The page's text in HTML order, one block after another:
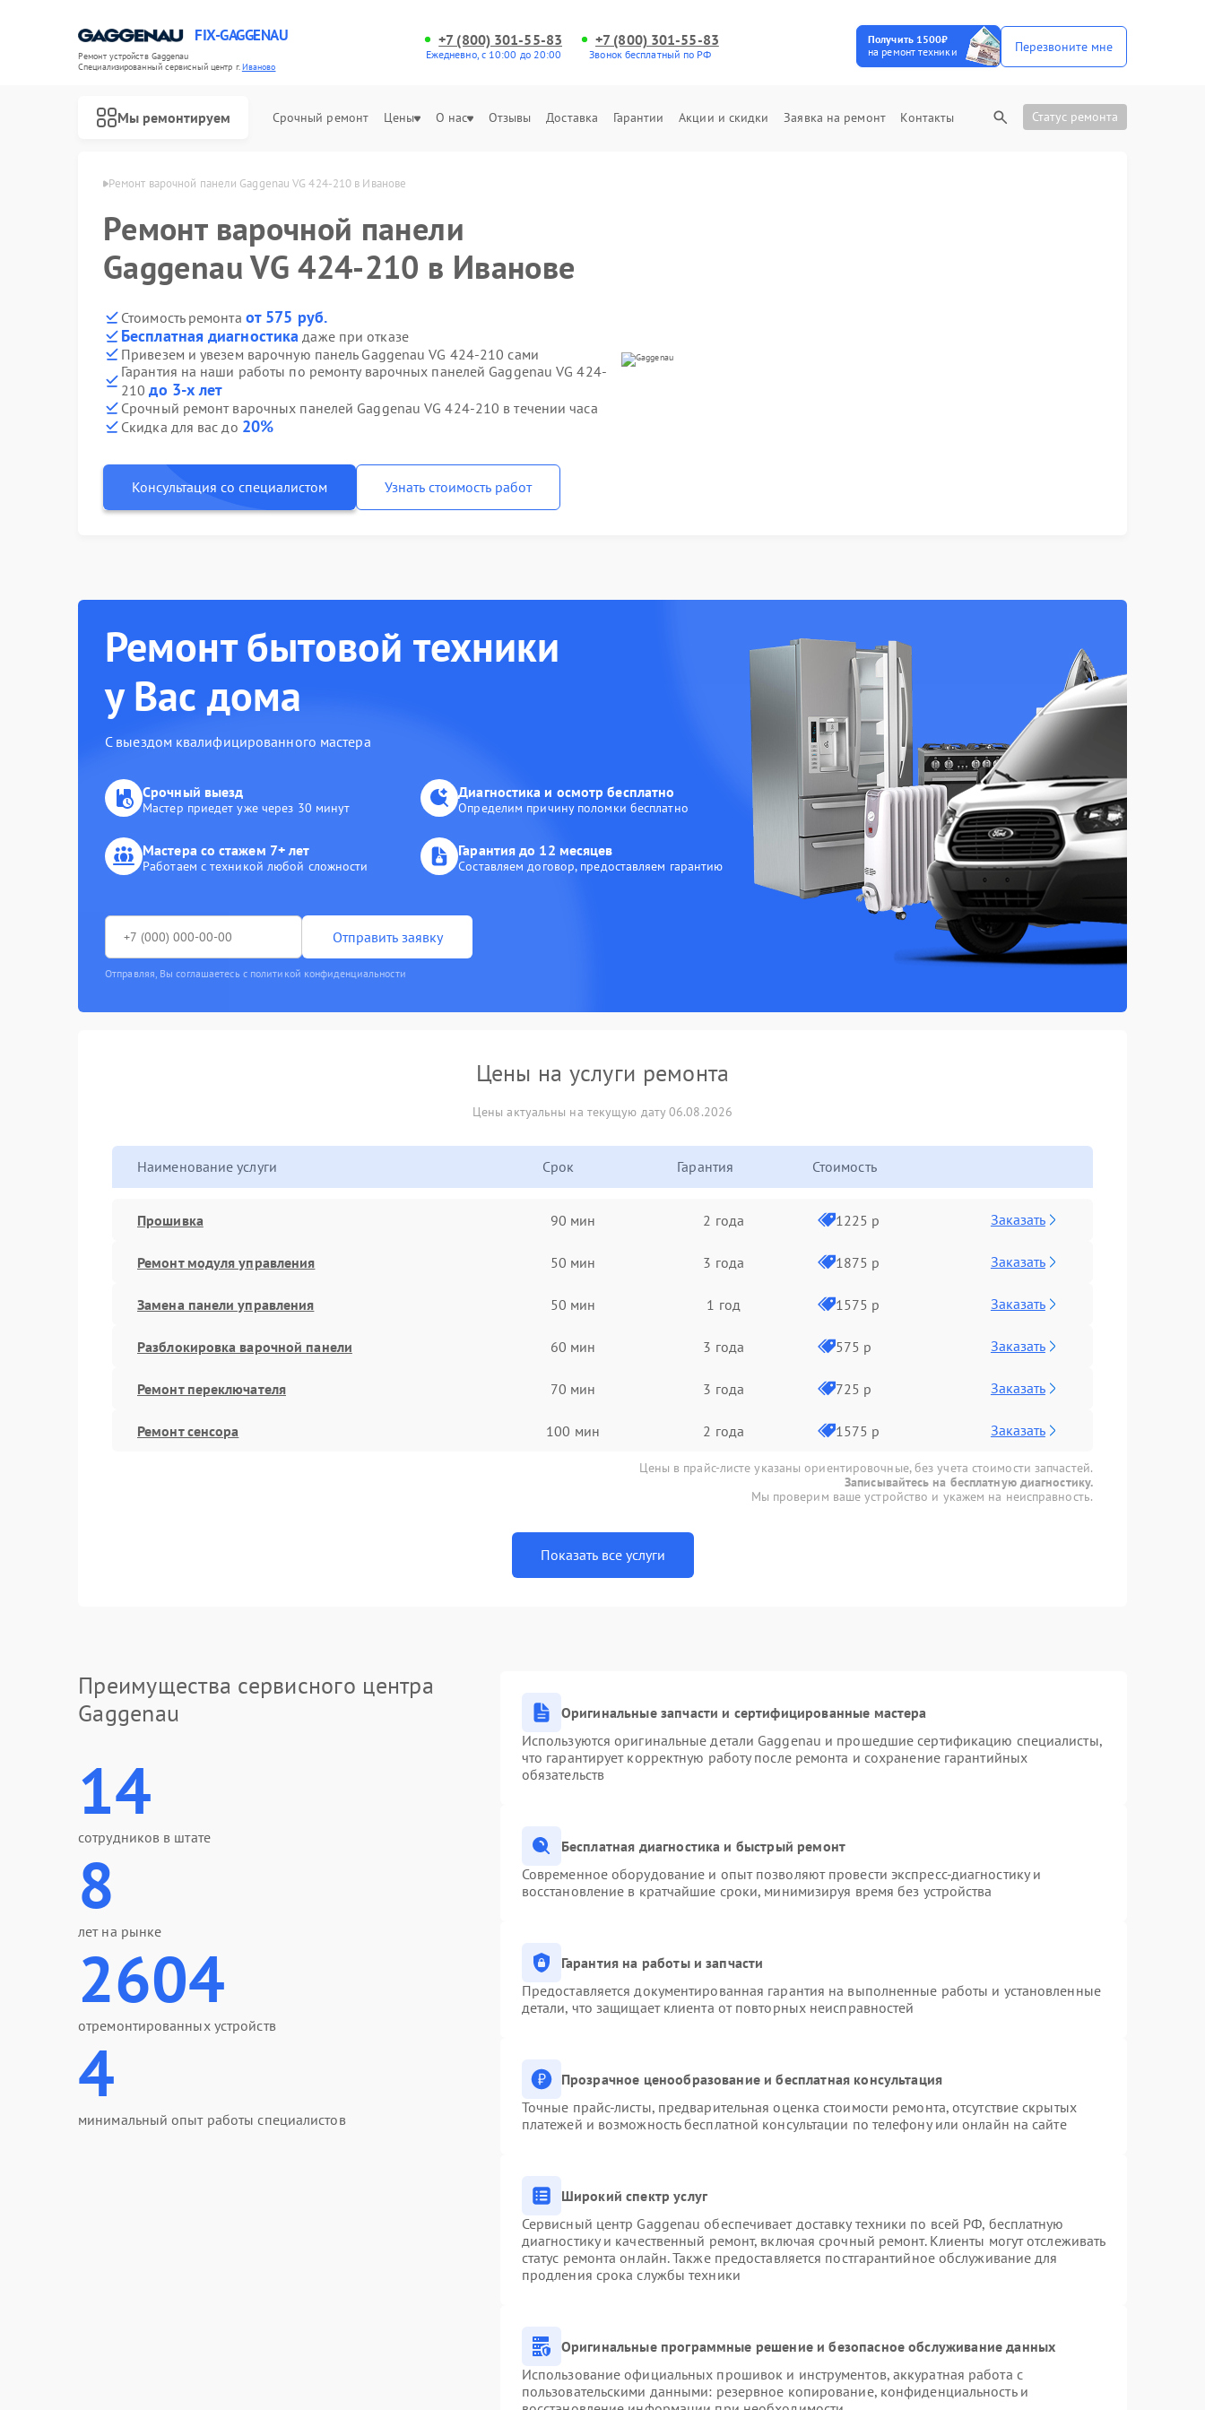
FIX-GAGGENAU
Ремонт устройств Gaggenau
Специализированный cервисный центр г.Иваново
+7 (800) 301-55-83
Ежедневно, с 10:00 до 20:00
+7 (800) 301-55-83
Звонок бесплатный по РФ
Получить 1500₽
на ремонт техники
Перезвоните мне
Мы ремонтируем Срочный ремонт Цены О нас Отзывы Доставка Гарантии Акции и скидки Заявка на ремонт Контакты Статус ремонта
Ремонт варочной панели Gaggenau VG 424-210 в Иванове
Ремонт варочной панели
Gaggenau VG 424-210 в Иванове
Стоимость ремонта от 575 руб.
Бесплатная диагностика даже при отказе
Привезем и увезем варочную панель Gaggenau VG 424-210 сами
Гарантия на наши работы по ремонту варочных панелей Gaggenau VG 424-
210до 3-х лет
Срочный ремонт варочных панелей Gaggenau VG 424-210 в течении часа
Скидка для вас до 20%
Консультация со специалистом Узнать стоимость работ
Ремонт бытовой техники
у Вас дома
С выездом квалифицированного мастера
Срочный выезд
Мастер приедет уже через 30 минут
Диагностика и осмотр бесплатно
Определим причину поломки бесплатно
Мастера со стажем 7+ лет
Работаем с техникой любой сложности
Гарантия до 12 месяцев
Составляем договор, предоставляем гарантию
Отправить заявку
Отправляя, Вы соглашаетесь с политикой конфиденциальности
Цены на услуги ремонта
Цены актуальны на текущую дату 06.08.2026
Наименование услуги Срок Гарантия Стоимость
Прошивка 90 мин 2 года 1225 р Заказать
Ремонт модуля управления 50 мин 3 года 1875 р Заказать
Замена панели управления 50 мин 1 год 1575 р Заказать
Разблокировка варочной панели 60 мин 3 года 575 р Заказать
Ремонт переключателя 70 мин 3 года 725 р Заказать
Ремонт сенсора 100 мин 2 года 1575 р Заказать
Цены в прайс-листе указаны ориентировочные, без учета стоимости запчастей.
Записывайтесь на бесплатную диагностику.
Мы проверим ваше устройство и укажем на неисправность.
Показать все услуги
Преимущества сервисного центра
Gaggenau
14
сотрудников в штате
8
лет на рынке
2604
отремонтированных устройств
4
минимальный опыт работы специалистов
Оригинальные запчасти и сертифицированные мастера
Используются оригинальные детали Gaggenau и прошедшие сертификацию специалисты,
что гарантирует корректную работу после ремонта и сохранение гарантийных
обязательств
Бесплатная диагностика и быстрый ремонт
Современное оборудование и опыт позволяют провести экспресс-диагностику и
восстановление в кратчайшие сроки, минимизируя время без устройства
Гарантия на работы и запчасти
Предоставляется документированная гарантия на выполненные работы и установленные
детали, что защищает клиента от повторных неисправностей
Прозрачное ценообразование и бесплатная консультация
Точные прайс-листы, предварительная оценка стоимости ремонта, отсутствие скрытых
платежей и возможность бесплатной консультации по телефону или онлайн на сайте
Широкий спектр услуг
Сервисный центр Gaggenau обеспечивает доставку техники по всей РФ, бесплатную
диагностику и качественный ремонт, включая срочный ремонт. Клиенты могут отслеживать
статус ремонта онлайн. Также предоставляется постгарантийное обслуживание для
продления срока службы техники
Оригинальные программные решение и безопасное обслуживание данных
Использование официальных прошивок и инструментов, аккуратная работа с
пользовательскими данными: резервное копирование, конфиденциальность и